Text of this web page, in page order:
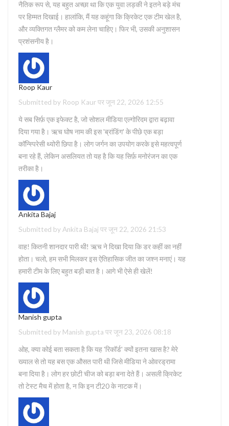
नैतिक रूप से, यह बहुत अच्छा था कि एक युवा लड़की ने इतने बड़े मंच
पर हिम्मत दिखाई। हालांकि, मैं यह कहूंगा कि क्रिकेट एक टीम खेल है,
और व्यक्तिगत ग्लैमर को कम लेना चाहिए। फिर भी, उसकी अनुशासन
प्रशंसनीय है।
Roop Kaur
Submitted by Roop Kaur पर जून 22, 2026 12:55
ये सब सिर्फ़ एक इफेक्ट है, जो सोशल मीडिया एल्गोरिदम द्वारा बढ़ावा
दिया गया है। ऋच घोष नाम की इस 'ब्रांडिंग' के पीछे एक बड़ा
कॉन्स्पिरेसी थ्योरी छिपा है। लोग जर्गन का उपयोग करके इसे महत्वपूर्ण
बना रहे हैं, लेकिन असलियत तो यह है कि यह सिर्फ़ मनोरंजन का एक
तरीका है।
Ankita Bajaj
Submitted by Ankita Bajaj पर जून 22, 2026 21:53
वाह! कितनी शानदार पारी थी! ऋच ने दिखा दिया कि डर कहीं का नहीं
होता। चलो, हम सभी मिलकर इस ऐतिहासिक जीत का जश्न मनाएं। यह
हमारी टीम के लिए बहुत बड़ी बात है। आगे भी ऐसे ही खेलें!
Manish gupta
Submitted by Manish gupta पर जून 23, 2026 08:18
ओह, क्या कोई बता सकता है कि यह 'रिकॉर्ड' क्यों इतना खास है? मेरे
ख्याल से तो यह बस एक औसत पारी थी जिसे मीडिया ने ओवरड्रामा
बना दिया है। लोग हर छोटी चीज को बड़ा बना देते हैं। असली क्रिकेट
तो टेस्ट मैच में होता है, न कि इन टी20 के नाटक में।